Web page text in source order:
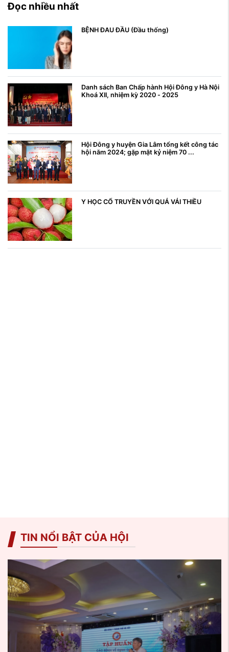
Đọc nhiều nhất
BỆNH ĐAU ĐẦU (Đầu thống)
Danh sách Ban Chấp hành Hội Đông y Hà Nội
Khoá XII, nhiệm kỳ 2020 - 2025
Hội Đông y huyện Gia Lâm tổng kết công tác
hội năm 2024; gặp mặt kỷ niệm 70 ...
Y HỌC CỔ TRUYỀN VỚI QUẢ VẢI THIỀU
TIN NỔI BẬT CỦA HỘI